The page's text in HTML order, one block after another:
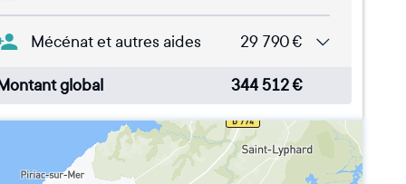
Mécénat et autres aides 29 790€
Montant global 344 512€